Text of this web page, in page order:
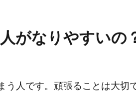
がなりやすいの
人です。頑張ることは大切